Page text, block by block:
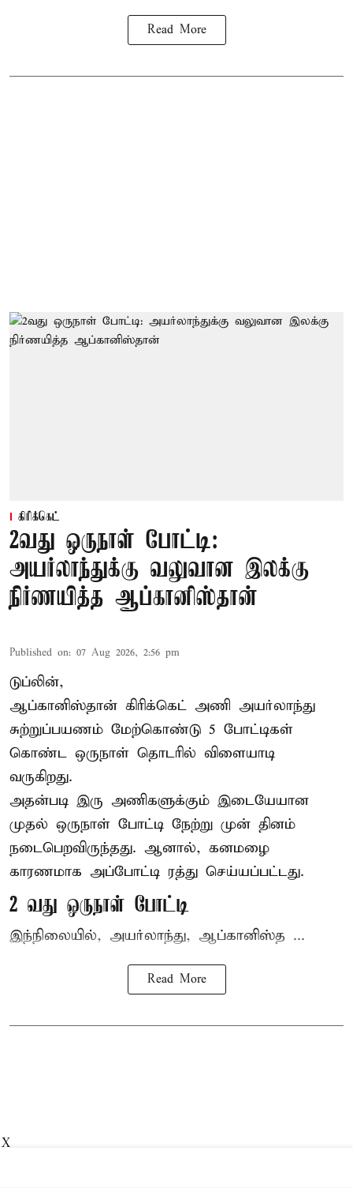
Read More
கிரிக்கெட்
2வது ஒருநாள் போட்டி:
அயர்லாந்துக்கு வலுவான இலக்கு
நிர்ணயித்த ஆப்கானிஸ்தான்
Published on: 07 Aug 2026, 2:56 pm
டுப்லின்,
ஆப்கானிஸ்தான் கிரிக்கெட் அணி அயர்லாந்து
சுற்றுப்பயணம் மேற்கொண்டு 5 போட்டிகள்
கொண்ட ஒருநாள் தொடரில் விளையாடி
வருகிறது.
அதன்படி இரு அணிகளுக்கும் இடையேயான
முதல் ஒருநாள் போட்டி நேற்று முன் தினம்
நடைபெறவிருந்தது. ஆனால், கனமழை
காரணமாக அப்போட்டி ரத்து செய்யப்பட்டது.
2 வது ஒருநாள் போட்டி
இந்நிலையில், அயர்லாந்து, ஆப்கானிஸ்த ...
Read More
X